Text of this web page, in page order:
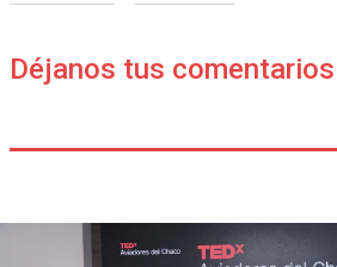
Déjanos tus